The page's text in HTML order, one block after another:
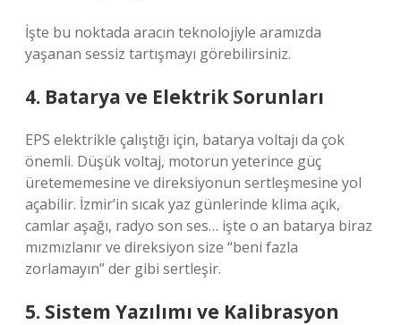
İşte bu noktada aracın teknolojiyle aramızda
yaşanan sessiz tartışmayı görebilirsiniz.
4. Batarya ve Elektrik Sorunları
EPS elektrikle çalıştığı için, batarya voltajı da çok
önemli. Düşük voltaj, motorun yeterince güç
üretememesine ve direksiyonun sertleşmesine yol
açabilir. İzmir’in sıcak yaz günlerinde klima açık,
camlar aşağı, radyo son ses… işte o an batarya biraz
mızmızlanır ve direksiyon size “beni fazla
zorlamayın” der gibi sertleşir.
5. Sistem Yazılımı ve Kalibrasyon